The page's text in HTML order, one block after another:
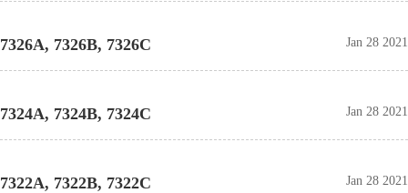
7326A, 7326B, 7326C Jan 28 2021
7324A, 7324B, 7324C Jan 28 2021
7322A, 7322B, 7322C Jan 28 2021